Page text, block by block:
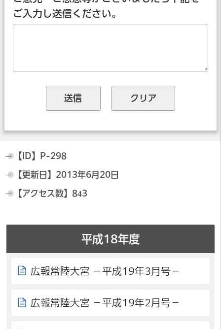
ご入力し送信ください。
【ID】 P-298
【更新日】 2013年6月20日
【アクセス数】 843
平成18年度
広報常陸大宮 －平成19年3月号－
広報常陸大宮 －平成19年2月号－